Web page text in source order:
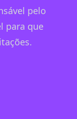
pelo
para que